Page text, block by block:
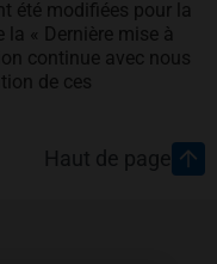
été modifiées pour la
« Dernière mise à
continue avec nous
de ces
Haut de page